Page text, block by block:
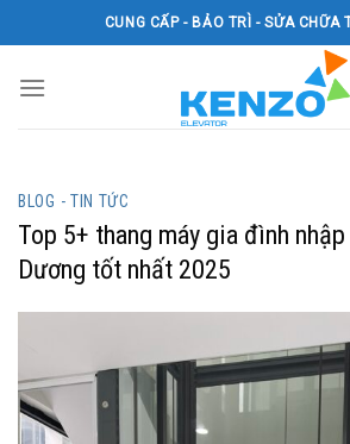
to
CUNG CẤP - BẢO TRÌ - SỬA CHỮA
BLOG - TIN TỨC
Top 5+ thang máy gia đình
Dương tốt nhất 2025